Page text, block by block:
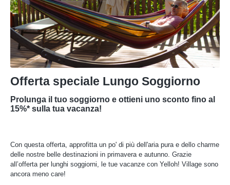
Offerta speciale Lungo Soggiorno
Prolunga il tuo soggiorno e ottieni uno sconto fino al
15%* sulla tua vacanza!
Con questa offerta, approfitta un po' di più dell'aria pura e dello charme
delle nostre belle destinazioni in primavera e autunno. Grazie
all’offerta per lunghi soggiorni, le tue vacanze con Yelloh! Village sono
ancora meno care!